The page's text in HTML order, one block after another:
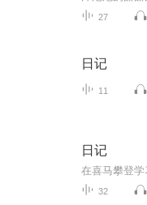
27
日记
11
日记
32